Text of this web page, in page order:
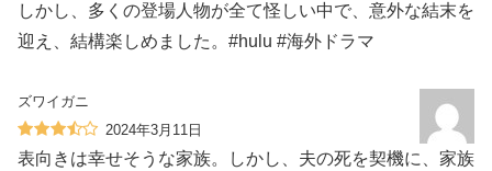
しかし、多くの登場人物が全て怪しい中で、意外な結末を
迎え、結構楽しめました。#hulu #海外ドラマ
ズワイガニ
2024年3月11日
表向きは幸せそうな家族。しかし、夫の死を契機に、家族